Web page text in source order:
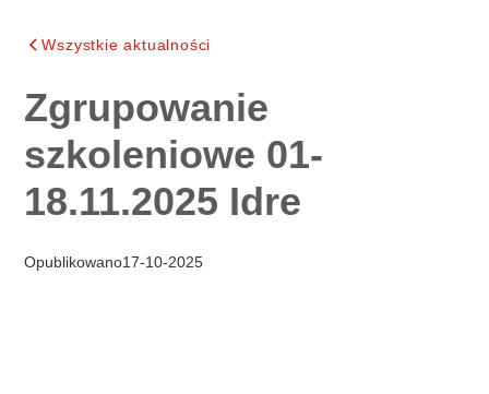
Wszystkie aktualności
Zgrupowanie
szkoleniowe 01-
18.11.2025 Idre
Opublikowano17-10-2025